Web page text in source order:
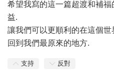
希望我寫的這一篇超渡和補
益.
讓我們可以更順利的在這個
回到我們最原來的地方.
支持 反對